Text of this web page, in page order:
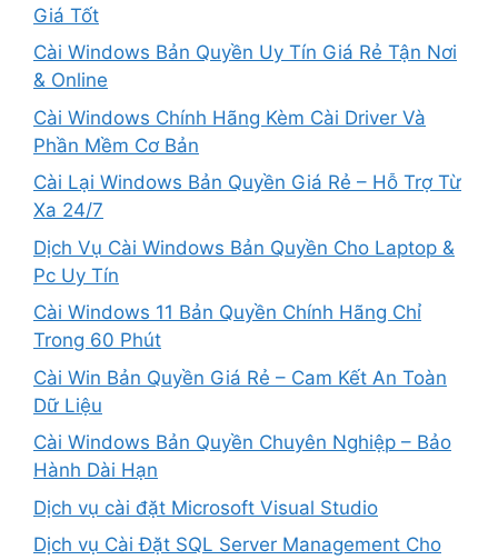
Giá Tốt
Cài Windows Bản Quyền Uy Tín Giá Rẻ Tận Nơi
& Online
Cài Windows Chính Hãng Kèm Cài Driver Và
Phần Mềm Cơ Bản
Cài Lại Windows Bản Quyền Giá Rẻ – Hỗ Trợ Từ
Xa 24/7
Dịch Vụ Cài Windows Bản Quyền Cho Laptop &
Pc Uy Tín
Cài Windows 11 Bản Quyền Chính Hãng Chỉ
Trong 60 Phút
Cài Win Bản Quyền Giá Rẻ – Cam Kết An Toàn
Dữ Liệu
Cài Windows Bản Quyền Chuyên Nghiệp – Bảo
Hành Dài Hạn
Dịch vụ cài đặt Microsoft Visual Studio
Dịch vụ Cài Đặt SQL Server Management Cho